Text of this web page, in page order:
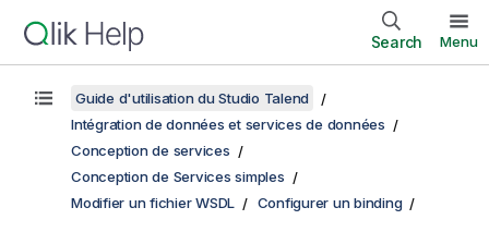
Search Menu
Guide d'utilisation du Studio Talend
Intégration de données et services de données
Conception de services
Conception de Services simples
Modifier un fichier WSDL
Configurer un binding